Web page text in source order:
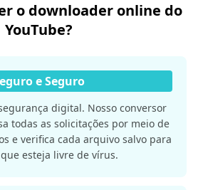
o downloader online do
YouTube?
e Seguro
digital. Nosso conversor
todas as solicitações por meio de
e verifica cada arquivo salvo para
esteja livre de vírus.